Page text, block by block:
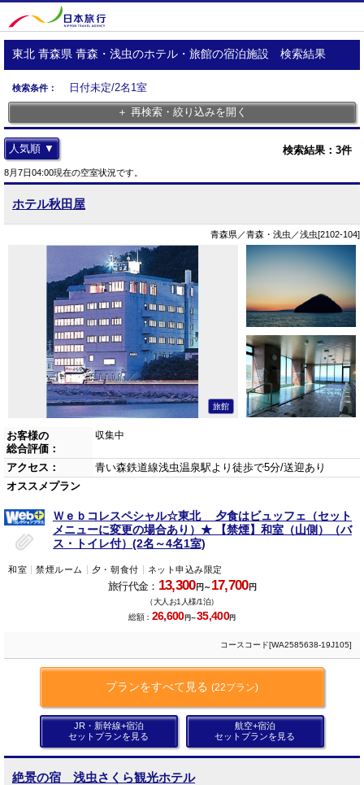
東北 青森県 青森・浅虫のホテル・旅館の宿泊施設 検索結果
検索条件：
日付未定/2名1室
＋ 再検索・絞り込みを開く
検索結果： 3件
人気順 ▼
8月7日04:00現在の空室状況です。
ホテル秋田屋
青森県／青森・浅虫／浅虫[2102-104]
旅館
お客様の
総合評価：
収集中
アクセス：
青い森鉄道線浅虫温泉駅より徒歩で5分/送迎あり
オススメプラン
Ｗｅｂコレスペシャル☆東北 夕食はビュッフェ（セット
メニューに変更の場合あり）★ 【禁煙】和室（山側）（バ
ス・トイレ付）(2名～4名1室)
和室 禁煙ルーム 夕・朝食付 ネット申込み限定
旅行代金： 13,300円～17,700円
（大人お1人様/1泊）
総額： 26,600円～35,400円
コースコード[WA2585638-19J105]
プランをすべて見る (22プラン)
JR・新幹線+宿泊
セットプランを見る
航空+宿泊
セットプランを見る
絶景の宿 浅虫さくら観光ホテル